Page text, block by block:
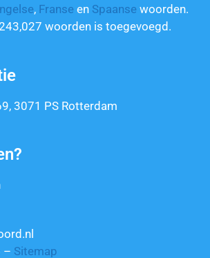
, Franse en Spaanse woorden.
woorden is toegevoegd.
3071 PS Rotterdam
– Sitemap